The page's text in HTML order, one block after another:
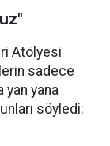
Atölyesi
sadece
yan yana
söyledi: